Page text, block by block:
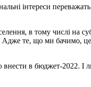
інтереси
в тому числі на
те, що ми бачимо, це
в бюджет-2022. І